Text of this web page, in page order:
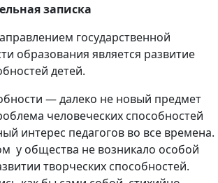
записка
государственной
образования является развитие
детей.
— далеко не новый предмет
человеческих способностей
интерес педагогов во все времена.
у общества не возникало особой
творческих способностей.